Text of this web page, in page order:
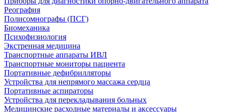
Реография
Полисомнографы (ПСГ)
Биомеханика
Психофизиология
Экстренная медицина
Транспортные аппараты ИВЛ
Транспортные мониторы пациента
Портативные дефибрилляторы
Устройства для непрямого массажа сердца
Портативные аспираторы
Устройства для перекладывания больных
Медицинские расходные материалы и аксессуары